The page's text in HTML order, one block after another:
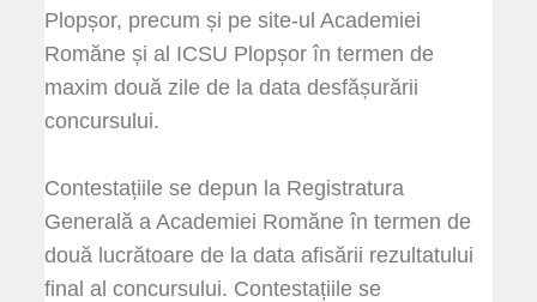
Plopșor, precum și pe site-ul Academiei
Romăne și al ICSU Plopșor în termen de
maxim două zile de la data desfășurării
concursului.
Contestațiile se depun la Registratura
Generală a Academiei Romăne în termen de
două lucrătoare de la data afisării rezultatului
final al concursului. Contestațiile se